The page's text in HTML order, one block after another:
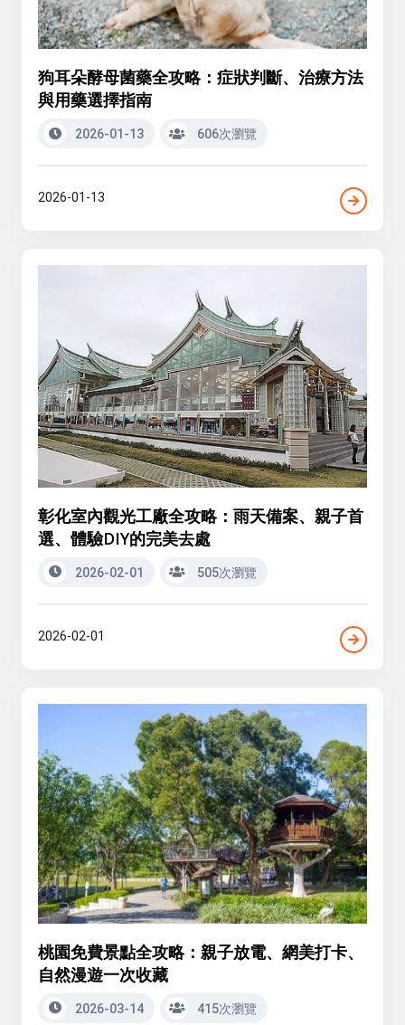
狗耳朵酵母菌藥全攻略：症狀判斷、治療方法
與用藥選擇指南
2026-01-13 606次瀏覽
2026-01-13
彰化室內觀光工廠全攻略：雨天備案、親子首
選、體驗DIY的完美去處
2026-02-01 505次瀏覽
2026-02-01
桃園免費景點全攻略：親子放電、網美打卡、
自然漫遊一次收藏
2026-03-14 415次瀏覽